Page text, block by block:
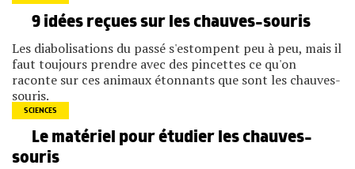
9 idées reçues sur les chauves-souris
Les diabolisations du passé s'estompent peu à peu, mais il
faut toujours prendre avec des pincettes ce qu'on
raconte sur ces animaux étonnants que sont les chauves-
souris.
SCIENCES
Le matériel pour étudier les chauves-
souris